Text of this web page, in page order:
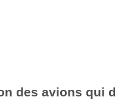
des avions qui